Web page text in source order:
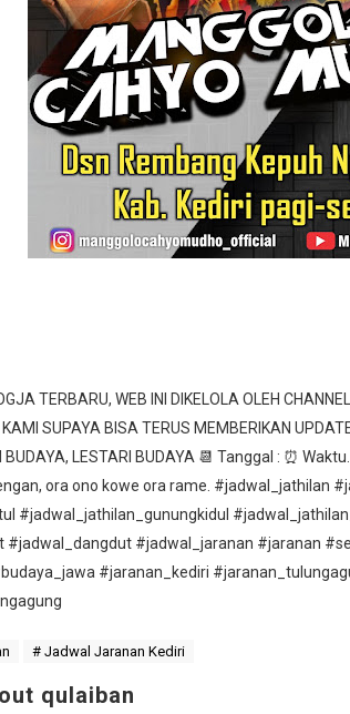
TERBARU, WEB INI DIKELOLA OLEH
SUPAYA BISA TERUS MEMBERIKAN
BUDAYA, LESTARI BUDAYA 📆 Tanggal : ⏰
ora ono kowe ora rame. #jadwal_jathilan
#jadwal_jathilan_gunungkidul
#jadwal_dangdut #jadwal_jaranan #jaranan
#jaranan_kediri
# Jadwal Jaranan Kediri
qulaiban